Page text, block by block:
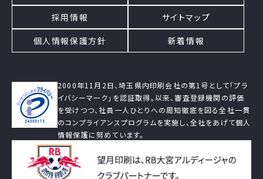
採用情報
サイトマップ
個人情報保護方針
新着情報
2000年11月2日、埼玉県内印刷会社の第1号として「プラ
イバシーマーク」を認証取得。以来、審査登録機関の評価
を受けつつ、社員一人ひとりへの周知徹底を図る全社一貫
のコンプライアンスプログラムを実施し、全社をあげて個人
情報保護に努めています。